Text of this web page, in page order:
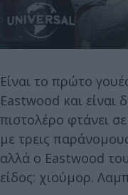
Είναι το πρώτο
Eastwood και είναι
πιστολέρο φτάνει
με τρεις
αλλά ο Eastwood
είδος: χιούμορ.